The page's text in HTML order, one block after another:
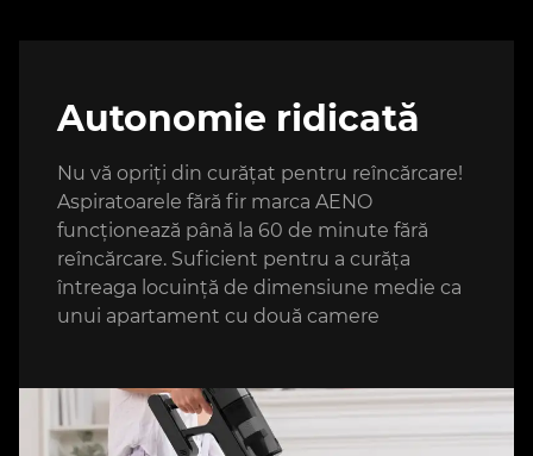
Autonomie ridicată
Nu vă opriți din curățat pentru reîncărcare!
Aspiratoarele fără fir marca AENO
funcționează până la 60 de minute fără
reîncărcare. Suficient pentru a curăța
întreaga locuință de dimensiune medie ca
unui apartament cu două camere